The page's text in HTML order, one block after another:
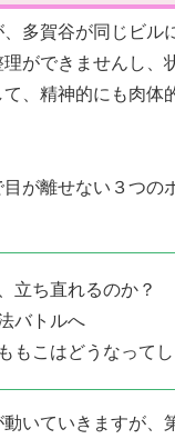
多賀谷が同じビル
ができませんし、
、精神的にも肉体
が離せない３つの
ち直れるのか？
バトルへ
こはどうなってし
いていきますが、